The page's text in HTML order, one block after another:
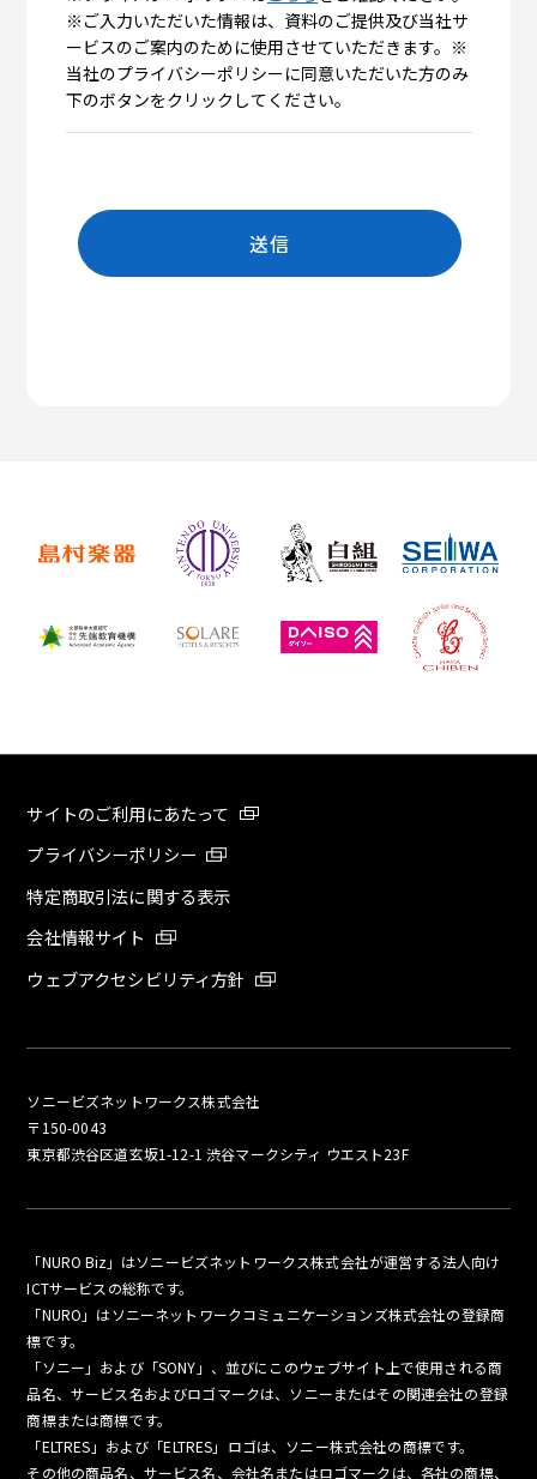
サイトのご利用にあたって
プライバシーポリシー
特定商取引法に関する表示
会社情報サイト
ウェブアクセシビリティ方針
ソニービズネットワークス株式会社
〒150-0043
東京都渋谷区道玄坂1-12-1 渋谷マークシティ ウエスト23F
「NURO Biz」はソニービズネットワークス株式会社が運営する法人向け
ICTサービスの総称です。
「NURO」はソニーネットワークコミュニケーションズ株式会社の登録商
標です。
「ソニー」および「SONY」、並びにこのウェブサイト上で使用される商
品名、サービス名およびロゴマークは、ソニーまたはその関連会社の登録
商標または商標です。
「ELTRES」および「ELTRES」ロゴは、ソニー株式会社の商標です。
その他の商品名、サービス名、会社名またはロゴマークは、各社の商標、